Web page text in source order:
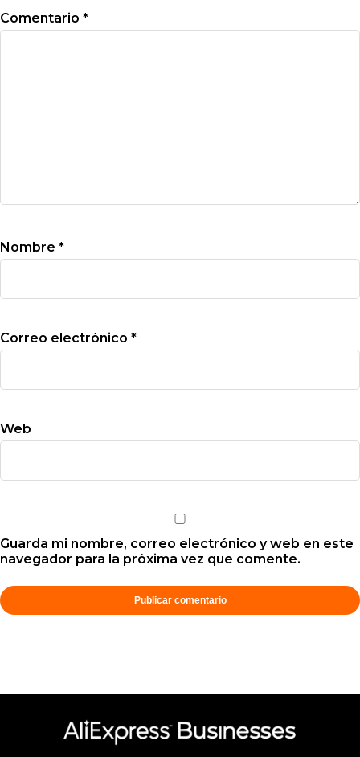
Comentario *
Nombre *
Correo electrónico *
Web
Guarda mi nombre, correo electrónico y web en este
navegador para la próxima vez que comente.